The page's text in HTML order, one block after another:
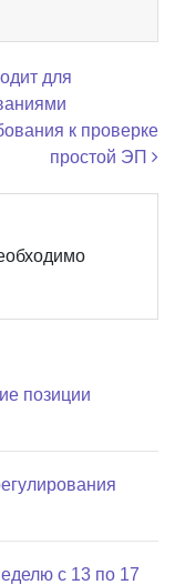
для
к проверке
простой ЭП
позиции
с 13 по 17